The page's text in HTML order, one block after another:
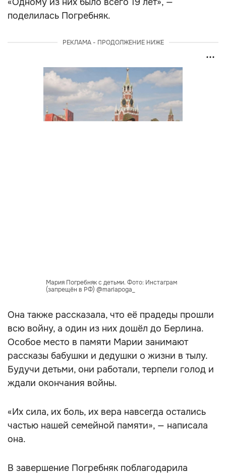
поделилась Погребняк.
РЕКЛАМА - ПРОДОЛЖЕНИЕ НИЖЕ
Мария Погребняк с детьми. Фото: Инстаграм
(запрещён в РФ) @mariapoga_
Она также рассказала, что её прадеды прошли
всю войну, а один из них дошёл до Берлина.
Особое место в памяти Марии занимают
рассказы бабушки и дедушки о жизни в тылу.
Будучи детьми, они работали, терпели голод и
ждали окончания войны.
«Их сила, их боль, их вера навсегда остались
частью нашей семейной памяти», — написала
она.
В завершение Погребняк поблагодарила